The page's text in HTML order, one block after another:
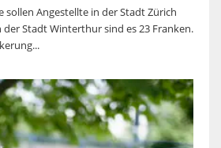
sollen Angestellte in der Stadt Zürich
Stadt Winterthur sind es 23 Franken.